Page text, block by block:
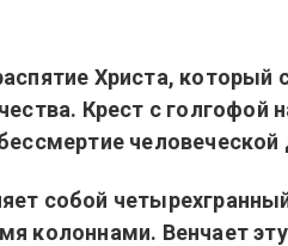
Христа, который
Крест с голгофой
человеческой
собой
колоннами. Венчает